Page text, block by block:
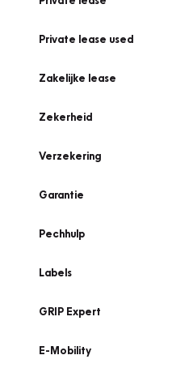
Private lease used
Zakelijke lease
Zekerheid
Verzekering
Garantie
Pechhulp
Labels
GRIP Expert
E-Mobility